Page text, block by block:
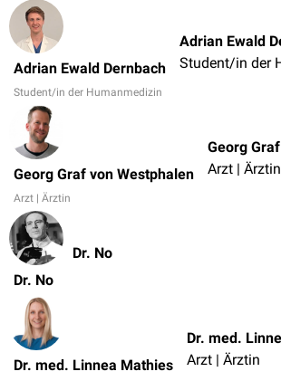
Adrian Ewald Dernbach
Student/in der Humanmedizin
Georg Graf von Westphalen
Arzt | Ärztin
Arzt | Ärztin
Dr. No
Dr. No
Dr. med. Linnea Mathies
Arzt | Ärztin